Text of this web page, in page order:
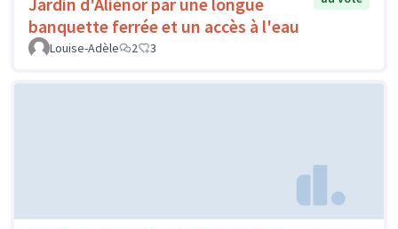
banquette ferrée et un accès à l'eau
Louise-Adèle 2 3